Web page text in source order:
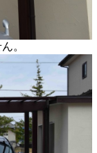
。